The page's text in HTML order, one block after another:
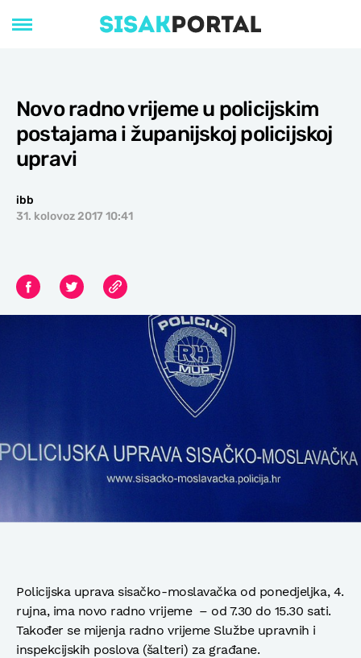
Novo radno vrijeme u policijskim
postajama i županijskoj policijskoj
upravi
ibb
31. kolovoz 2017 10:41
Policijska uprava sisačko-moslavačka od ponedjeljka, 4.
rujna, ima novo radno vrijeme – od 7.30 do 15.30 sati.
Također se mijenja radno vrijeme Službe upravnih i
inspekcijskih poslova (šalteri) za građane.